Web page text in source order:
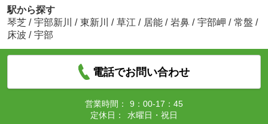
駅から探す
琴芝 / 宇部新川 / 東新川 / 草江 / 居能 / 岩鼻 / 宇部岬 / 常盤 /
床波 / 宇部
電話でお問い合わせ
営業時間：
9：00-17：45
定休日：
水曜日・祝日